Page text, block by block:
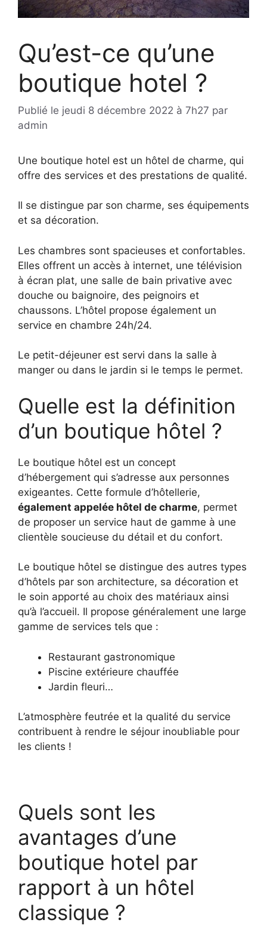
Qu’est-ce qu’une
boutique hotel ?
Publié le jeudi 8 décembre 2022 à 7h27 par
admin
Une boutique hotel est un hôtel de charme, qui
offre des services et des prestations de qualité.
Il se distingue par son charme, ses équipements
et sa décoration.
Les chambres sont spacieuses et confortables.
Elles offrent un accès à internet, une télévision
à écran plat, une salle de bain privative avec
douche ou baignoire, des peignoirs et
chaussons. L’hôtel propose également un
service en chambre 24h/24.
Le petit-déjeuner est servi dans la salle à
manger ou dans le jardin si le temps le permet.
Quelle est la définition
d’un boutique hôtel ?
Le boutique hôtel est un concept
d’hébergement qui s’adresse aux personnes
exigeantes. Cette formule d’hôtellerie,
également appelée hôtel de charme, permet
de proposer un service haut de gamme à une
clientèle soucieuse du détail et du confort.
Le boutique hôtel se distingue des autres types
d’hôtels par son architecture, sa décoration et
le soin apporté au choix des matériaux ainsi
qu’à l’accueil. Il propose généralement une large
gamme de services tels que :
Restaurant gastronomique
Piscine extérieure chauffée
Jardin fleuri…
L’atmosphère feutrée et la qualité du service
contribuent à rendre le séjour inoubliable pour
les clients !
Quels sont les
avantages d’une
boutique hotel par
rapport à un hôtel
classique ?